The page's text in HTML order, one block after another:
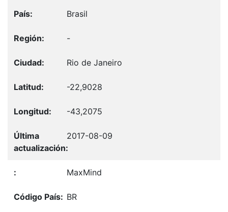
Brasil
-
Rio de Janeiro
-22,9028
-43,2075
2017-08-09
MaxMind
BR